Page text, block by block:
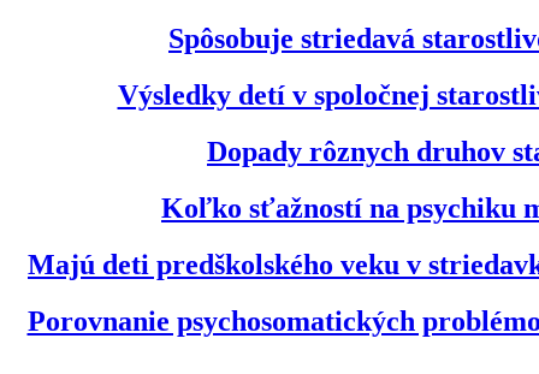
Spôsobuje striedavá
Výsledky detí v spoločnej
Dopady rôznych druhov
Koľko sťažností na psychiku
Majú deti predškolského veku v
Porovnanie psychosomatických